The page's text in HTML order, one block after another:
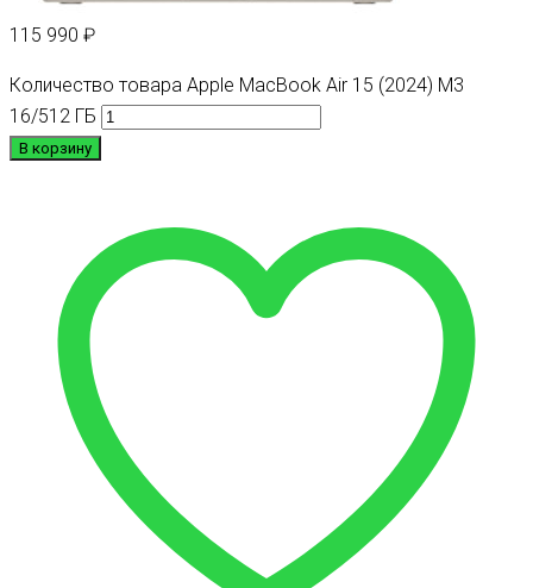
115 990 ₽
Количество товара Apple MacBook Air 15 (2024) M3
16/512 ГБ
В корзину